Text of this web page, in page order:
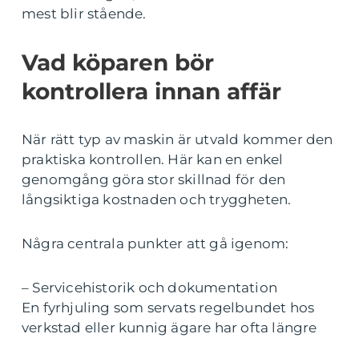
mest blir stående.
Vad köparen bör
kontrollera innan affär
När rätt typ av maskin är utvald kommer den
praktiska kontrollen. Här kan en enkel
genomgång göra stor skillnad för den
långsiktiga kostnaden och tryggheten.
Några centrala punkter att gå igenom:
– Servicehistorik och dokumentation
En fyrhjuling som servats regelbundet hos
verkstad eller kunnig ägare har ofta längre